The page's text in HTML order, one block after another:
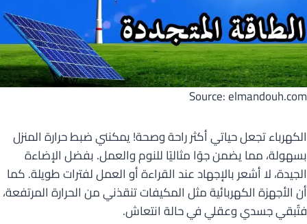
Source: elmandouh.com
الكهرباء تجعل حياتي أكثر راحة وصحة! يمكنني ضبط حرارة المنزل
بسهولة، مما يضمن جوًا مثاليًا للنوم والعمل. بفضل الإضاءة
الجيدة، لا أشعر بالإجهاد عند القراءة أو العمل لفترات طويلة. كما
أن الأجهزة الكهربائية مثل المكيفات تنقذني من الحرارة المرتفعة،
فتُبقي جسدي وعقلي في حالة انتعاش.